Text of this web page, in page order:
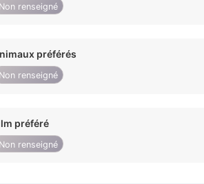
Non renseigné
préférés
Non renseigné
préféré
Non renseigné